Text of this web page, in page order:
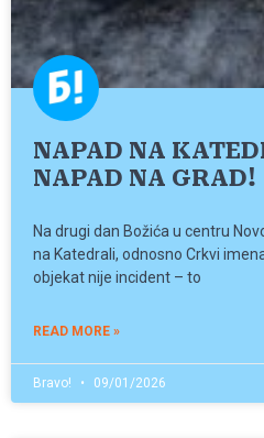
NAPAD NA
NAPAD NA GRAD!
Na drugi dan Božića u centru
na Katedrali, odnosno Crkvi
objekat nije incident – to
READ MORE »
Bravo! 09/01/2026